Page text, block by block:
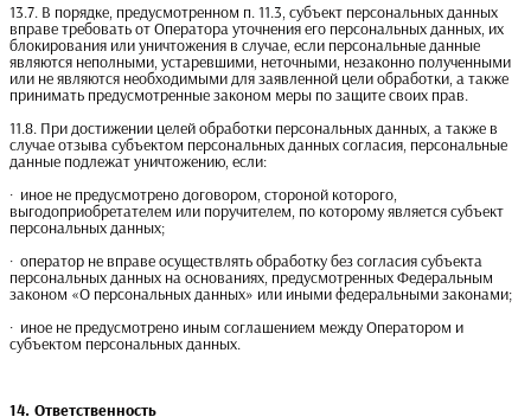
13.7. В порядке, предусмотренном п. 11.3, субъект персональных данных
вправе требовать от Оператора уточнения его персональных данных, их
блокирования или уничтожения в случае, если персональные данные
являются неполными, устаревшими, неточными, незаконно полученными
или не являются необходимыми для заявленной цели обработки, а также
принимать предусмотренные законом меры по защите своих прав.
11.8. При достижении целей обработки персональных данных, а также в
случае отзыва субъектом персональных данных согласия, персональные
данные подлежат уничтожению, если:
· иное не предусмотрено договором, стороной которого,
выгодоприобретателем или поручителем, по которому является субъект
персональных данных;
· оператор не вправе осуществлять обработку без согласия субъекта
персональных данных на основаниях, предусмотренных Федеральным
законом «О персональных данных» или иными федеральными законами;
· иное не предусмотрено иным соглашением между Оператором и
субъектом персональных данных.
14. Ответственность